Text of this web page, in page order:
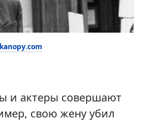
kanopy.com
и актеры совершают
свою жену убил